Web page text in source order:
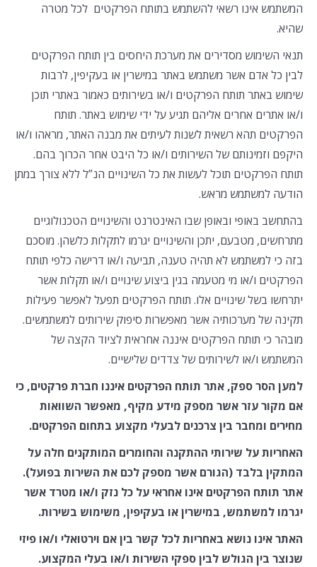
המשתמש אינו רשאי להשתמש בתותח הפרקטים לכל מטרה
שהיא.
תנאי השימוש מסדירים את מערכת היחסים בין תותח הפרקטים
לבין כל אדם אשר משתמש באתר במישרין או בעקיפין, לרבות
שימוש באתר תותח הפרקטים ו/או בשירותים כאמור באתרי תוכן
ו/או אתרים אחרים אליהם תגיע על ידי שימוש באתר. תותח
הפרקטים תהא רשאית לשנות לעיתים את מבנה האתר, מראהו ו/או
היקפם וזמינותם של השירותים ו/או כל היבט אחר הכרוך בהם.
תותח הפרקטים תוכל לעשות את כל השינויים הנ”ל ללא צורך במתן
הודעה למשתמש מראש.
בהתחשב באופי ובאופן שבו האינטרנט והשינויים הטכנולוגיים
מתרחשים, מטבעם, יתכן והשינויים יגרמו לתקלות כלשהן. מוסכם
בזה כי למשתמש לא תהיה טענה, תביעה ו/או דרישה כלפי תותח
הפרקטים ו/או מי מטעמה בגין ביצוע שינויים ו/או תקלות אשר
יתרחשו בשל שינויים אלו. תותח הפרקטים תפעל לאפשר פעילות
תקינה של מערכותיה אשר מאפשרות סיפוק שירותים למשתמשים.
מובהר כי תותח הפרקטים איננה אחראית לציוד הקצה של
המשתמש ו/או לשירותים של צדדים שלישיים.
למען הסר ספק, אתר תותח הפרקטים איננו חברת פרקטים, כי
אם מקור עזר אשר מספק מידע מקיף, מאפשר השוואות
מחירים ומחבר בין צרכנים לבעלי מקצוע בתחום הפרקטים.
האחריות על שירותי ההתקנה והחומרים המותקנים חלה על
המתקין בלבד (הגורם אשר מספק לכם את השירות בפועל).
אתר תותח הפרקטים אינו אחראי על כל נזק ו/או מטרד אשר
יגרמו למשתמש, במישרין או בעקיפין, משימוש בשירות.
האתר אינו נושא באחריות לכל קשר בין אם וירטואלי ו/או פיזי
שנוצר בין הגולש לבין ספקי השירות ו/או בעלי המקצוע.